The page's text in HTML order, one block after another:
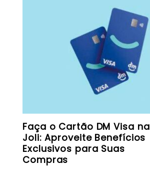
Faça o Cartão DM Visa na
Joli: Aproveite Benefícios
Exclusivos para Suas
Compras